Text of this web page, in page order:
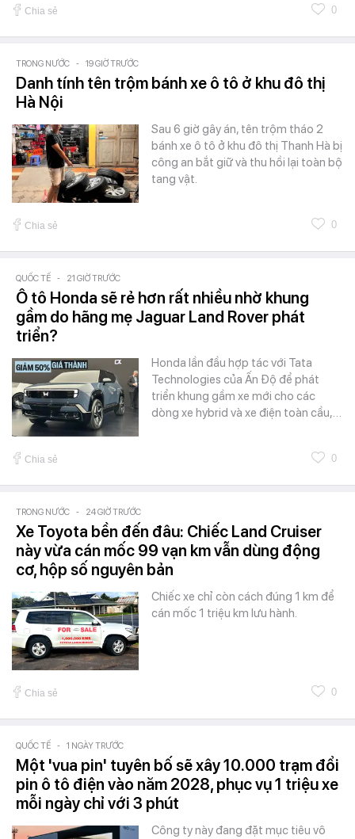
Chia sẻ 0
TRONG NƯỚC - 19 GIỜ TRƯỚC
Danh tính tên trộm bánh xe ô tô ở khu đô thị
Hà Nội
Sau 6 giờ gây án, tên trộm tháo 2
bánh xe ô tô ở khu đô thị Thanh Hà bị
công an bắt giữ và thu hồi lại toàn bộ
tang vật.
Chia sẻ 0
QUỐC TẾ - 21 GIỜ TRƯỚC
Ô tô Honda sẽ rẻ hơn rất nhiều nhờ khung
gầm do hãng mẹ Jaguar Land Rover phát
triển?
Honda lần đầu hợp tác với Tata
Technologies của Ấn Độ để phát
triển khung gầm xe mới cho các
dòng xe hybrid và xe điện toàn cầu,…
Chia sẻ 0
TRONG NƯỚC - 24 GIỜ TRƯỚC
Xe Toyota bền đến đâu: Chiếc Land Cruiser
này vừa cán mốc 99 vạn km vẫn dùng động
cơ, hộp số nguyên bản
Chiếc xe chỉ còn cách đúng 1 km để
cán mốc 1 triệu km lưu hành.
Chia sẻ 0
QUỐC TẾ - 1 NGÀY TRƯỚC
Một 'vua pin' tuyên bố sẽ xây 10.000 trạm đổi
pin ô tô điện vào năm 2028, phục vụ 1 triệu xe
mỗi ngày chỉ với 3 phút
Công ty này đang đặt mục tiêu vô